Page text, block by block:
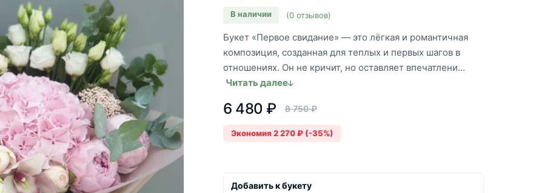
В наличии (0 отзывов)
Букет «Первое свидание» — это лёгкая и романтичная
композиция, созданная для теплых и первых шагов в
отношениях. Он не кричит, но оставляет впечатлени...
Читать далее
6 480 ₽ 8 750 ₽
Экономия 2 270 ₽ (-35%)
Добавить к букету